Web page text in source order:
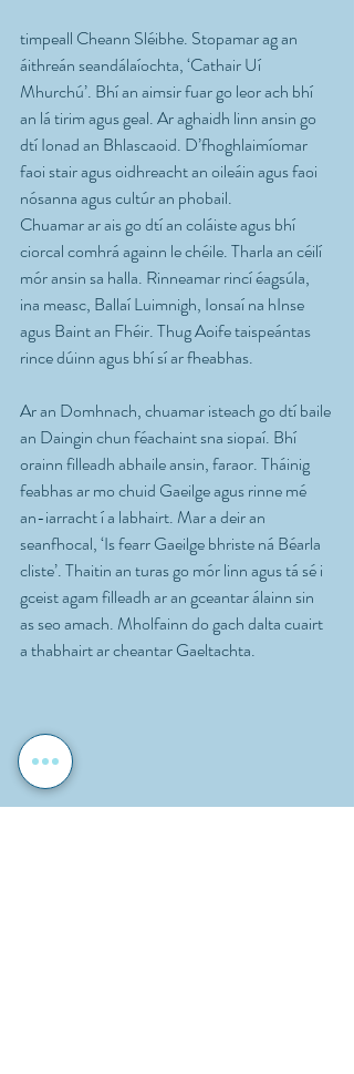
timpeall Cheann Sléibhe. Stopamar ag an
áithreán seandálaíochta, ‘Cathair Uí
Mhurchú’. Bhí an aimsir fuar go leor ach bhí
an lá tirim agus geal. Ar aghaidh linn ansin go
dtí Ionad an Bhlascaoid. D’fhoghlaimíomar
faoi stair agus oidhreacht an oileáin agus faoi
nósanna agus cultúr an phobail.
Chuamar ar ais go dtí an coláiste agus bhí
ciorcal comhrá againn le chéile. Tharla an céilí
mór ansin sa halla. Rinneamar rincí éagsúla,
ina measc, Ballaí Luimnigh, Ionsaí na hInse
agus Baint an Fhéir. Thug Aoife taispeántas
rince dúinn agus bhí sí ar fheabhas.
Ar an Domhnach, chuamar isteach go dtí baile
an Daingin chun féachaint sna siopaí. Bhí
orainn filleadh abhaile ansin, faraor. Tháinig
feabhas ar mo chuid Gaeilge agus rinne mé
an-iarracht í a labhairt. Mar a deir an
seanfhocal, ‘Is fearr Gaeilge bhriste ná Béarla
cliste’. Thaitin an turas go mór linn agus tá sé i
gceist agam filleadh ar an gceantar álainn sin
as seo amach. Mholfainn do gach dalta cuairt
a thabhairt ar cheantar Gaeltachta.